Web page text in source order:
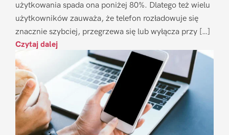
użytkowania spada ona poniżej 80%. Dlatego też wielu
użytkowników zauważa, że telefon rozładowuje się
znacznie szybciej, przegrzewa się lub wyłącza przy […]
Czytaj dalej